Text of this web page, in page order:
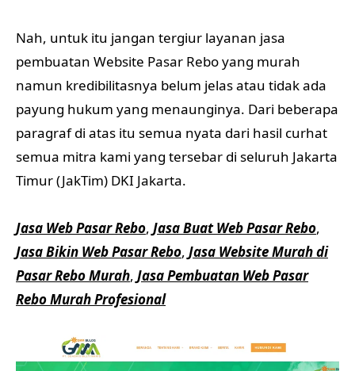
Nah, untuk itu jangan tergiur layanan jasa
pembuatan Website Pasar Rebo yang murah
namun kredibilitasnya belum jelas atau tidak ada
payung hukum yang menaunginya. Dari beberapa
paragraf di atas itu semua nyata dari hasil curhat
semua mitra kami yang tersebar di seluruh Jakarta
Timur (JakTim) DKI Jakarta.
Jasa Web Pasar Rebo, Jasa Buat Web Pasar Rebo,
Jasa Bikin Web Pasar Rebo, Jasa Website Murah di
Pasar Rebo Murah, Jasa Pembuatan Web Pasar
Rebo Murah Profesional